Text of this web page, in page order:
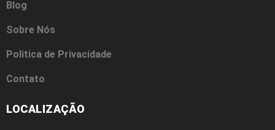
Blog
Sobre Nós
Politica de Privacidade
Contato
LOCALIZAÇÃO